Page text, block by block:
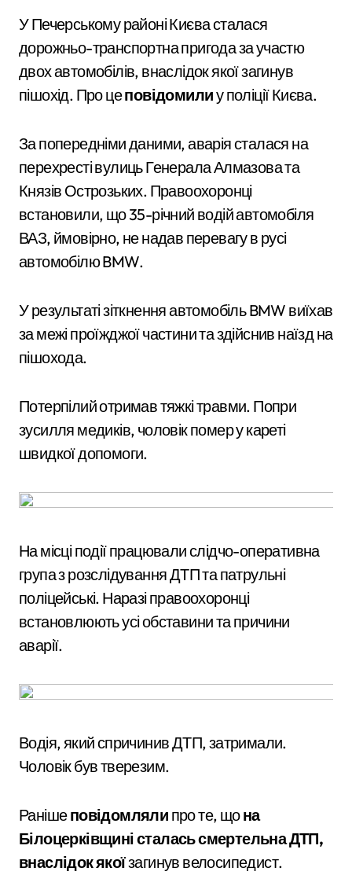
У Печерському районі Києва сталася
дорожньо-транспортна пригода за участю
двох автомобілів, внаслідок якої загинув
пішохід. Про цеповідомилиу поліції Києва.
За попередніми даними, аварія сталася на
перехресті вулиць Генерала Алмазова та
Князів Острозьких. Правоохоронці
встановили, що 35-річний водій автомобіля
ВАЗ, ймовірно, не надав перевагу в русі
автомобілю BMW.
У результаті зіткнення автомобіль BMW виїхав
за межі проїжджої частини та здійснив наїзд на
пішохода.
Потерпілий отримав тяжкі травми. Попри
зусилля медиків, чоловік помер у кареті
швидкої допомоги.
На місці події працювали слідчо-оперативна
група з розслідування ДТП та патрульні
поліцейські. Наразі правоохоронці
встановлюють усі обставини та причини
аварії.
Водія, який спричинив ДТП, затримали.
Чоловік був тверезим.
Ранішеповідомляли про те, щона
Білоцерківщині сталась смертельна ДТП,
внаслідок якоїзагинув велосипедист.